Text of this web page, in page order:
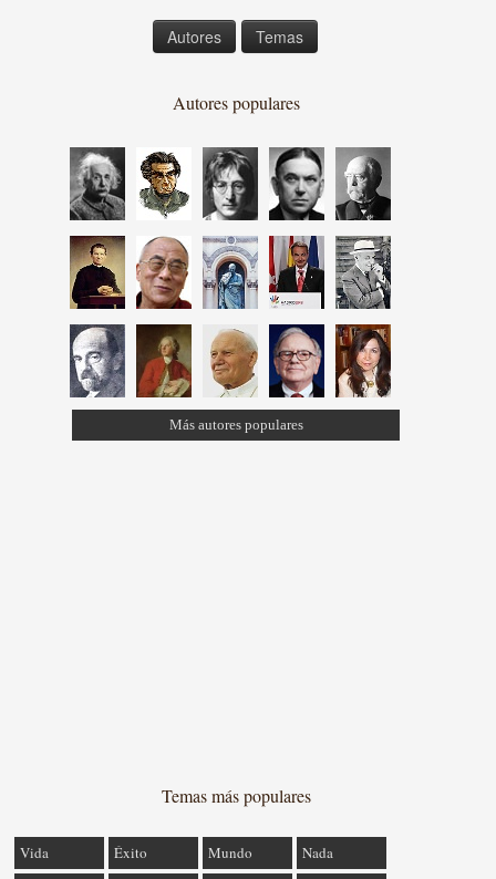
Autores Temas
Autores populares
Más autores populares
Temas más populares
Vida Éxito Mundo Nada